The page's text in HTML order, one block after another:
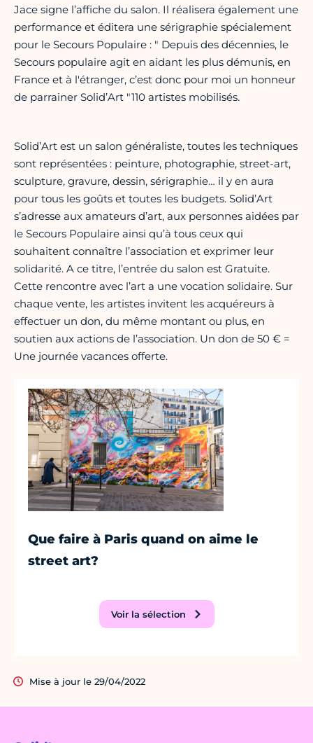
Jace signe l’affiche du salon. Il réalisera également une
performance et éditera une sérigraphie spécialement
pour le Secours Populaire : " Depuis des décennies, le
Secours populaire agit en aidant les plus démunis, en
France et à l'étranger, c’est donc pour moi un honneur
de parrainer Solid’Art "110 artistes mobilisés.
Solid’Art est un salon généraliste, toutes les techniques
sont représentées : peinture, photographie, street-art,
sculpture, gravure, dessin, sérigraphie… il y en aura
pour tous les goûts et toutes les budgets. Solid’Art
s’adresse aux amateurs d’art, aux personnes aidées par
le Secours Populaire ainsi qu’à tous ceux qui
souhaitent connaître l’association et exprimer leur
solidarité. A ce titre, l’entrée du salon est Gratuite.
Cette rencontre avec l’art a une vocation solidaire. Sur
chaque vente, les artistes invitent les acquéreurs à
effectuer un don, du même montant ou plus, en
soutien aux actions de l’association. Un don de 50 € =
Une journée vacances offerte.
Que faire à Paris quand on aime le
street art?
Voir la sélection
Mise à jour le 29/04/2022